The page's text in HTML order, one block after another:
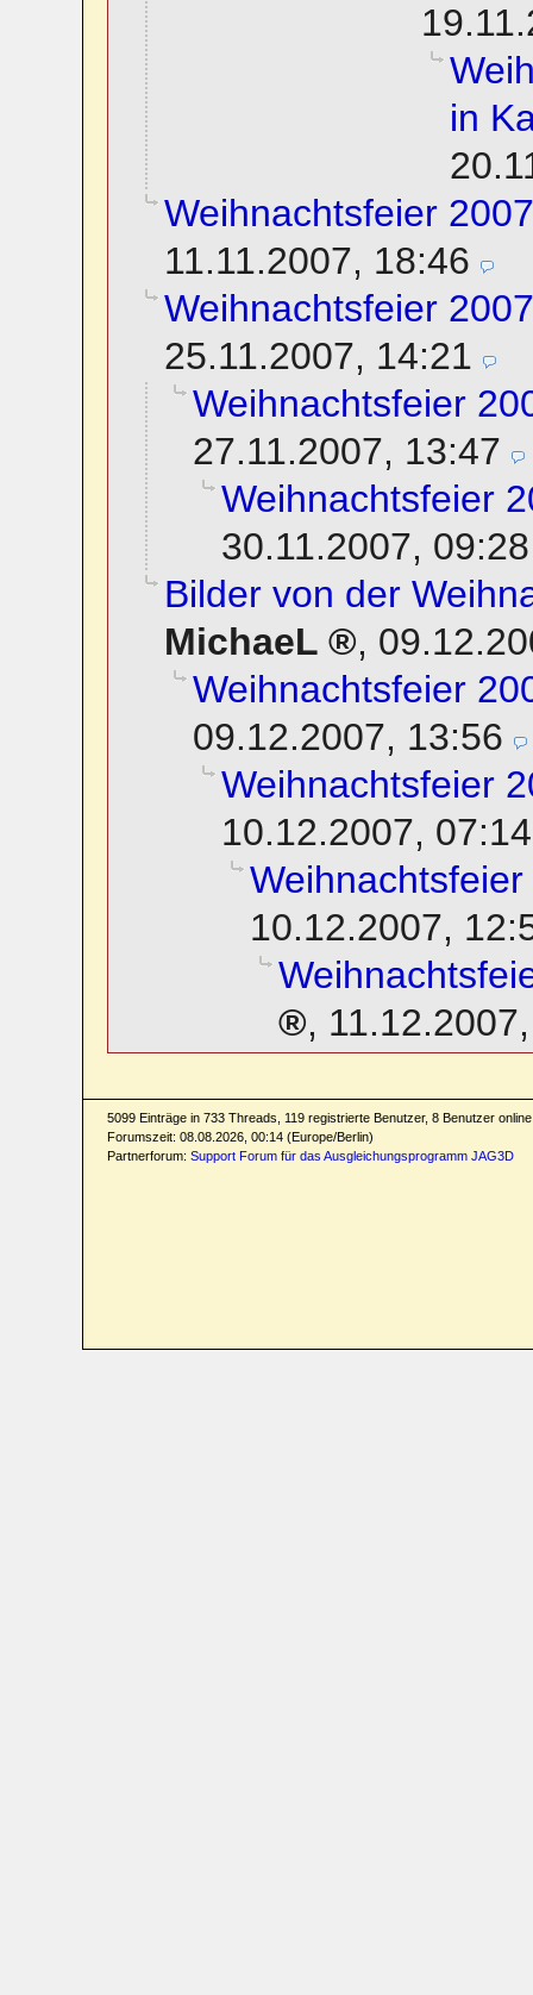
in
Weihnachtsfeier
11.11.2007, 18:46
Weihnachtsfeier
25.11.2007, 14:21
Weihnachtsfeier
27.11.2007, 13:47
Weihnachtsfeier
30.11.2007, 09:28
Bilder von der
MichaeL
,
Weihnachtsfeier
09.12.2007, 13:56
Weihnachtsfeier
10.12.2007, 07:14
10.12.2007,
,
5099 Einträge in 733 Threads, 119 registrierte Benutzer, 8 Benutzer
Forumszeit: 08.08.2026, 00:14 (Europe/Berlin)
Partnerforum: Support Forum für das Ausgleichungsprogramm JAG3D